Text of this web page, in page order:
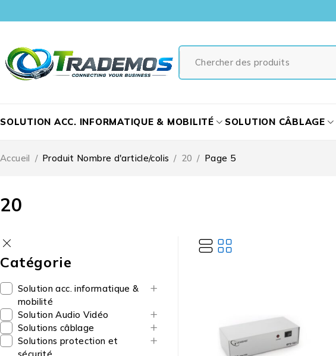
SOLUTION ACC. INFORMATIQUE & MOBILITÉ SOLUTION CÂBLAGE
20
Accueil / Produit Nombre d'article/colis / 20 / Page 5
Catégorie
Solution acc. informatique &
mobilité
Solution Audio Vidéo
Solutions câblage
Solutions protection et